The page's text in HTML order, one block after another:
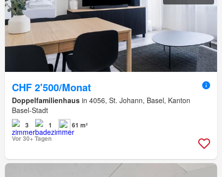
CHF 2'500/Monat
Doppelfamilienhaus in 4056, St. Johann, Basel, Kanton
Basel-Stadt
3 1
61 m²
Vor 30+ Tagen